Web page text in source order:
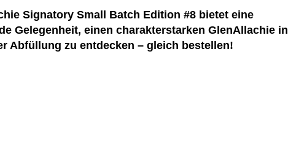
Signatory Small Batch Edition #8 bietet eine
Gelegenheit, einen charakterstarken GlenAllachie in
Abfüllung zu entdecken – gleich bestellen!